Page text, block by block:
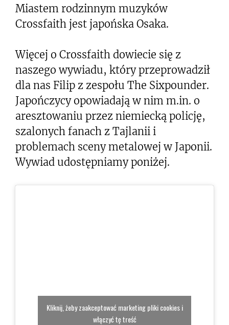
Miastem rodzinnym muzyków
Crossfaith jest japońska Osaka.
Więcej o Crossfaith dowiecie się z
naszego wywiadu, który przeprowadził
dla nas Filip z zespołu The Sixpounder.
Japończycy opowiadają w nim m.in. o
aresztowaniu przez niemiecką policję,
szalonych fanach z Tajlanii i
problemach sceny metalowej w Japonii.
Wywiad udostępniamy poniżej.
Kliknij, żeby zaakceptować marketing pliki cookies i
włączyć tę treść